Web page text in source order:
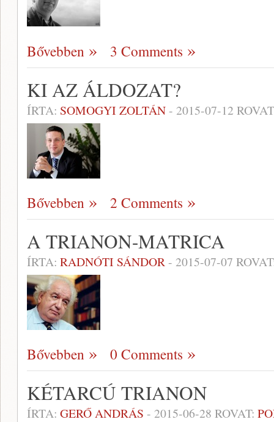
Bővebben 3 Comments
KI AZ ÁLDOZAT?
ÍRTA: SOMOGYI ZOLTÁN- 2015-07-12
Bővebben 2 Comments
A TRIANON-MATRICA
ÍRTA: RADNÓTI SÁNDOR- 2015-07-07
Bővebben 0 Comments
KÉTARCÚ TRIANON
ÍRTA: GERŐ ANDRÁS - 2015-06-28 ROVAT: